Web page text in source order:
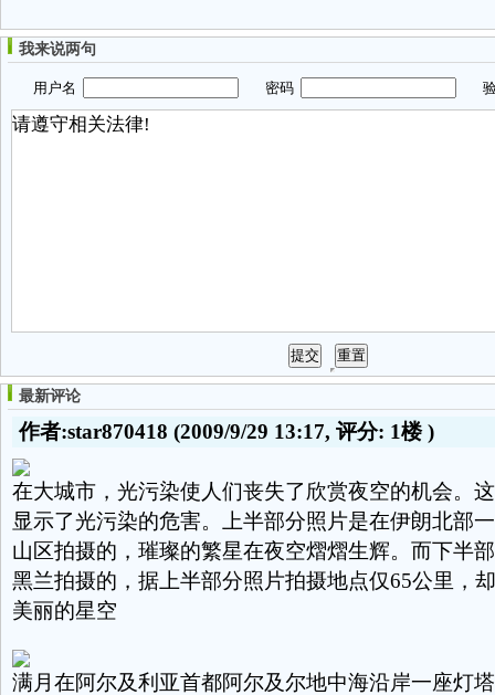
我来说两句
用户名 密码 验
最新评论
作者:star870418 (2009/9/29 13:17, 评分: 1楼)
在大城市，光污染使人们丧失了欣赏夜空的机会。
显示了光污染的危害。上半部分照片是在伊朗北部
山区拍摄的，璀璨的繁星在夜空熠熠生辉。而下半
黑兰拍摄的，据上半部分照片拍摄地点仅65公里，
美丽的星空
满月在阿尔及利亚首都阿尔及尔地中海沿岸一座灯